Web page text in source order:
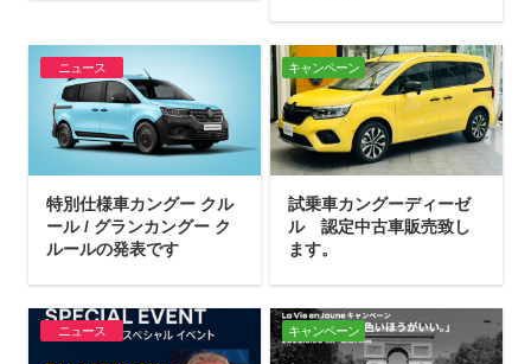
ニュース
特別仕様車カングー クル
ール / グランカングー ク
ルールの発表です
キャンペーン
試乗車カングーディーゼ
ル 認定中古車販売致し
ます。
ニュース キャンペーン